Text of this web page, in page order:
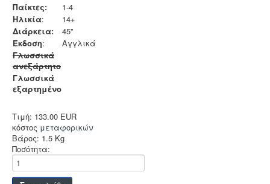
Funko POP
Στρατηγικής
Φαντασίας
Οικογενειακά
2-Παίκτες
Χρώματα
TCG-LCG
Παιχνίδια Ρόλου
Παίκτες:
1-4
Ηλικία:
14+
Διάρκεια:
45''
Έκδοση:
Αγγλικά
Γλωσσικά
ανεξάρτητο
Γλωσσικά
εξαρτημένο
Τιμή: 133.00 EUR
κόστος μεταφορικών
Βάρος: 1.5 Kg
Ποσότητα: